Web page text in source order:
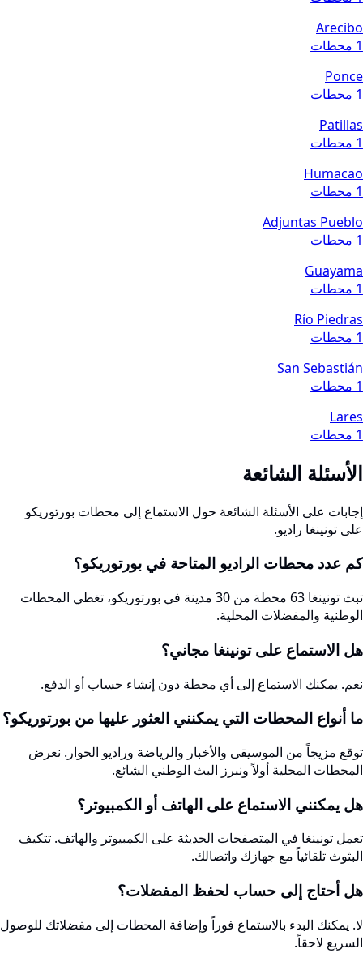
Arecibo
1 محطات
Ponce
1 محطات
Patillas
1 محطات
Humacao
1 محطات
Adjuntas Pueblo
1 محطات
Guayama
1 محطات
Río Piedras
1 محطات
San Sebastián
1 محطات
Lares
1 محطات
الأسئلة الشائعة
إجابات على الأسئلة الشائعة حول الاستماع إلى محطات بورتوريكو
على تونينغا راديو.
كم عدد محطات الراديو المتاحة في بورتوريكو؟
تبث تونينغا 63 محطة من 30 مدينة في بورتوريكو، تغطي المحطات
الوطنية والمفضلات المحلية.
هل الاستماع على تونينغا مجاني؟
نعم. يمكنك الاستماع إلى أي محطة دون إنشاء حساب أو الدفع.
ما أنواع المحطات التي يمكنني العثور عليها من بورتوريكو؟
توقع مزيجاً من الموسيقى والأخبار والرياضة وراديو الحوار. نعرض
المحطات المحلية أولاً ونبرز البث الوطني الشائع.
هل يمكنني الاستماع على الهاتف أو الكمبيوتر؟
تعمل تونينغا في المتصفحات الحديثة على الكمبيوتر والهاتف. تتكيف
البثوث تلقائياً مع جهازك واتصالك.
هل أحتاج إلى حساب لحفظ المفضلات؟
لا. يمكنك البدء بالاستماع فوراً وإضافة المحطات إلى مفضلاتك للوصول
السريع لاحقاً.